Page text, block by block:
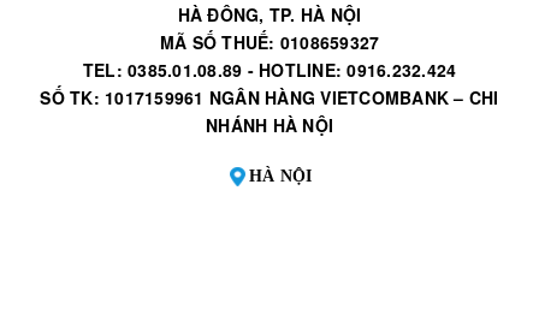
HÀ ĐÔNG, TP. HÀ NỘI
MÃ SỐ THUẾ: 0108659327
TEL: 0385.01.08.89 - HOTLINE: 0916.232.424
SỐ TK: 1017159961 NGÂN HÀNG VIETCOMBANK – CHI
NHÁNH HÀ NỘI
HÀ NỘI